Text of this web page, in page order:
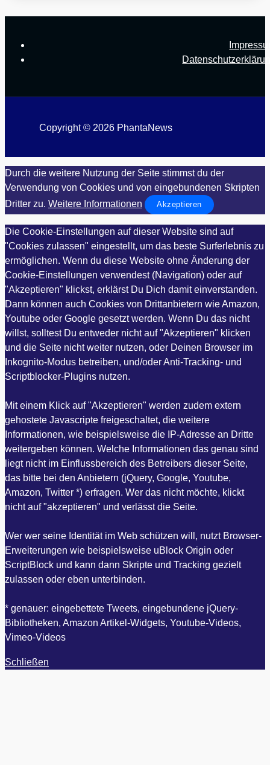
Copyright © 2026 PhantaNews
Durch die weitere Nutzung der Seite stimmst du der
Verwendung von Cookies und von eingebundenen Skripten
Dritter zu. Weitere Informationen Akzeptieren
Die Cookie-Einstellungen auf dieser Website sind auf
"Cookies zulassen" eingestellt, um das beste Surferlebnis zu
ermöglichen. Wenn du diese Website ohne Änderung der
Cookie-Einstellungen verwendest (Navigation) oder auf
"Akzeptieren" klickst, erklärst Du Dich damit einverstanden.
Dann können auch Cookies von Drittanbietern wie Amazon,
Youtube oder Google gesetzt werden. Wenn Du das nicht
willst, solltest Du entweder nicht auf "Akzeptieren" klicken
und die Seite nicht weiter nutzen, oder Deinen Browser im
Inkognito-Modus betreiben, und/oder Anti-Tracking- und
Scriptblocker-Plugins nutzen.
Mit einem Klick auf "Akzeptieren" werden zudem extern
gehostete Javascripte freigeschaltet, die weitere
Informationen, wie beispielsweise die IP-Adresse an Dritte
weitergeben können. Welche Informationen das genau sind
liegt nicht im Einflussbereich des Betreibers dieser Seite,
das bitte bei den Anbietern (jQuery, Google, Youtube,
Amazon, Twitter *) erfragen. Wer das nicht möchte, klickt
nicht auf "akzeptieren" und verlässt die Seite.
Wer wer seine Identität im Web schützen will, nutzt Browser-
Erweiterungen wie beispielsweise uBlock Origin oder
ScriptBlock und kann dann Skripte und Tracking gezielt
zulassen oder eben unterbinden.
* genauer: eingebettete Tweets, eingebundene jQuery-
Bibliotheken, Amazon Artikel-Widgets, Youtube-Videos,
Vimeo-Videos
Schließen